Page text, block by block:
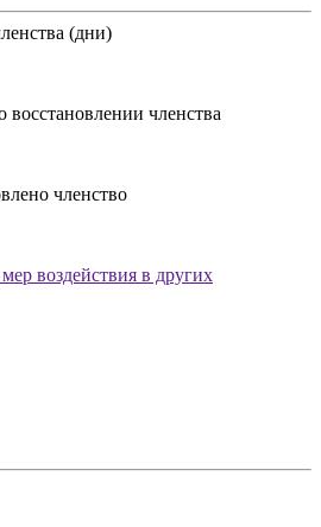
(дни)
членства
членство
воздействия в других